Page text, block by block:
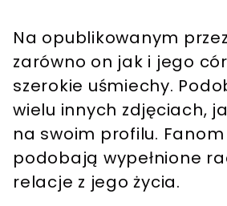
Na opublikowanym
zarówno on jak i jego
szerokie uśmiechy.
wielu innych zdjęciach,
na swoim profilu.
podobają wypełnione
relacje z jego życia.